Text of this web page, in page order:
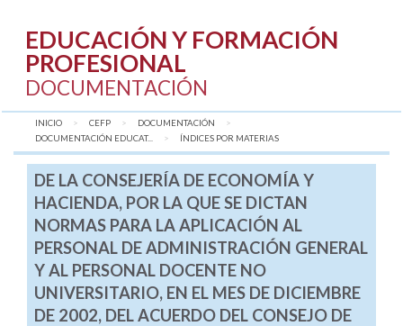
EDUCACIÓN Y FORMACIÓN
PROFESIONAL
DOCUMENTACIÓN
INICIO CEFP
DOCUMENTACIÓN
DOCUMENTACIÓN EDUCAT...
AQUÍ:
ÍNDICES POR MATERIAS
DE LA CONSEJERÍA DE ECONOMÍA Y
HACIENDA, POR LA QUE SE DICTAN
NORMAS PARA LA APLICACIÓN AL
PERSONAL DE ADMINISTRACIÓN GENERAL
Y AL PERSONAL DOCENTE NO
UNIVERSITARIO, EN EL MES DE DICIEMBRE
DE 2002, DEL ACUERDO DEL CONSEJO DE